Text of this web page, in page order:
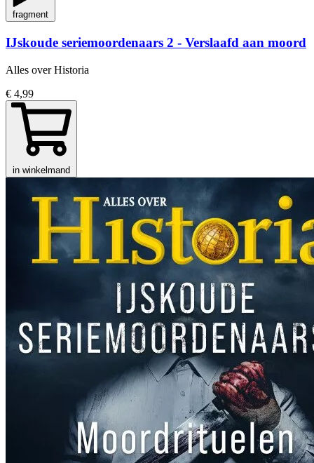
fragment
IJskoude seriemoordenaars 2 - Verslaafd aan moord
Alles over Historia
€ 4,99
in winkelmand